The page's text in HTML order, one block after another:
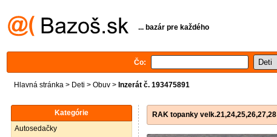
... bazár pre každého
Čo:
Hlavná stránka > Deti > Obuv > Inzerát č. 193475891
Kategórie
Autosedačky
RAK topanky velk.21,24,25,26,27,28